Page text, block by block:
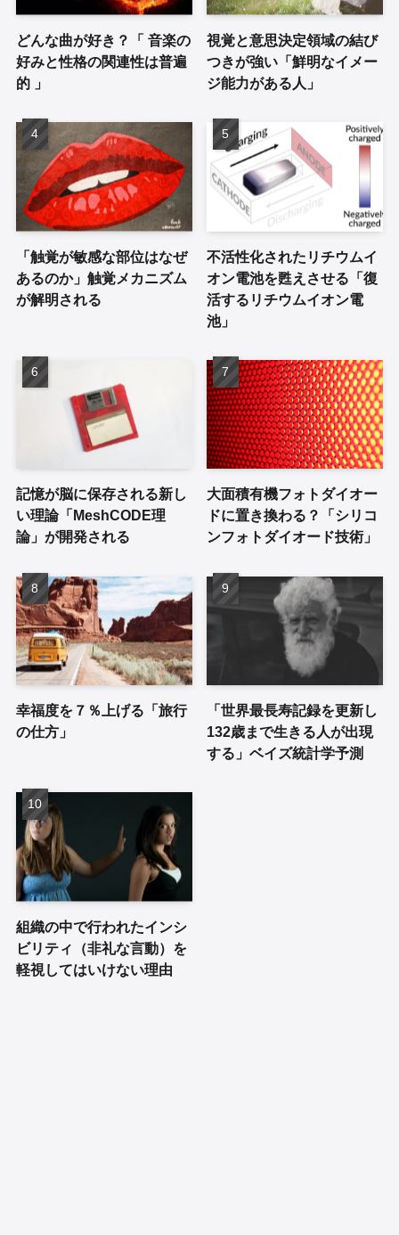
どんな曲が好き？「 音楽の
好みと性格の関連性は普遍
的 」
視覚と意思決定領域の結び
つきが強い「鮮明なイメー
ジ能力がある人」
「触覚が敏感な部位はなぜ
あるのか」触覚メカニズム
が解明される
不活性化されたリチウムイ
オン電池を甦えさせる「復
活するリチウムイオン電
池」
記憶が脳に保存される新し
い理論「MeshCODE理
論」が開発される
大面積有機フォトダイオー
ドに置き換わる？「シリコ
ンフォトダイオード技術」
幸福度を７％上げる「旅行
の仕方」
「世界最長寿記録を更新し
132歳まで生きる人が出現
する」ベイズ統計学予測
組織の中で行われたインシ
ビリティ（非礼な言動）を
軽視してはいけない理由